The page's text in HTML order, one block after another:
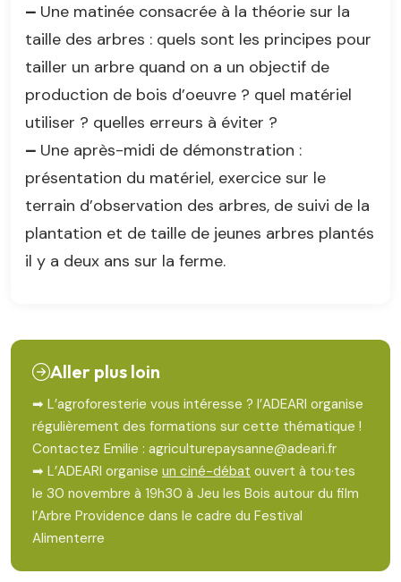
– Une matinée consacrée à la théorie sur la
taille des arbres : quels sont les principes pour
tailler un arbre quand on a un objectif de
production de bois d’oeuvre ? quel matériel
utiliser ? quelles erreurs à éviter ?
– Une après-midi de démonstration :
présentation du matériel, exercice sur le
terrain d’observation des arbres, de suivi de la
plantation et de taille de jeunes arbres plantés
il y a deux ans sur la ferme.
Aller plus loin
➡ L’agroforesterie vous intéresse ? l’ADEARI organise
régulièrement des formations sur cette thématique !
Contactez Emilie : agriculturepaysanne@adeari.fr
➡ L’ADEARI organise un ciné-débat ouvert à tou·tes
le 30 novembre à 19h30 à Jeu les Bois autour du film
l’Arbre Providence dans le cadre du Festival
Alimenterre